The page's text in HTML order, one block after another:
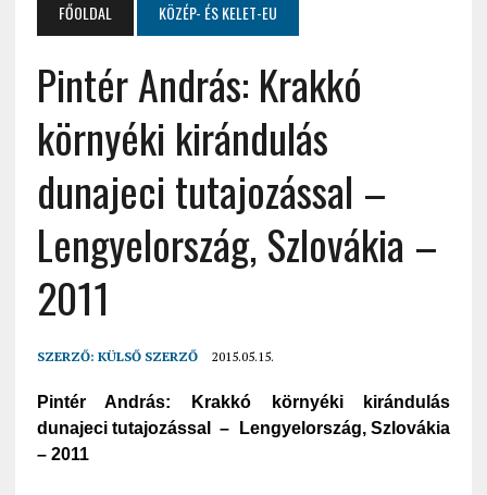
FŐOLDAL KÖZÉP- ÉS KELET-EU
Pintér András: Krakkó
környéki kirándulás
dunajeci tutajozással –
Lengyelország, Szlovákia –
2011
SZERZŐ: KÜLSŐ SZERZŐ 2015.05.15.
Pintér András: Krakkó környéki kirándulás
dunajeci tutajozással – Lengyelország, Szlovákia
– 2011